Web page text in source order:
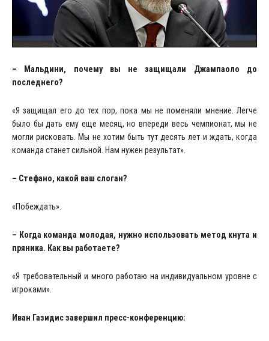
– Мальдини, почему вы не защищали Джампаоло до
последнего?
«Я защищал его до тех пор, пока мы не поменяли мнение. Легче
было бы дать ему еще месяц, но впереди весь чемпионат, мы не
могли рисковать. Мы не хотим быть тут десять лет и ждать, когда
команда станет сильной. Нам нужен результат».
– Стефано, какой ваш слоган?
«Побеждать».
– Когда команда молодая, нужно использовать метод кнута и
пряника. Как вы работаете?
«Я требовательный и много работаю на индивидуальном уровне с
игроками».
Иван Газидис завершил пресс-конференцию: